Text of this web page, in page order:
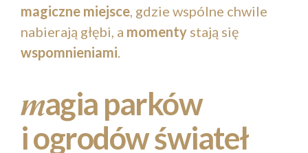
magiczne miejsce, gdzie wspólne chwile
nabierają głębi, a momenty stają się
wspomnieniami.
magia parków
i ogrodów świateł